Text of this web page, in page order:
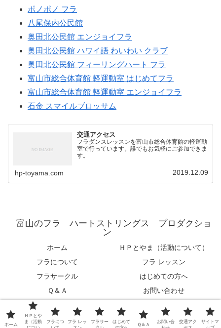
ポノポノ フラ
八尾保内公民館
奥田北公民館 エンジョイフラ
奥田北公民館 ハワイ語 わいわい クラブ
奥田北公民館 フィーリングハート フラ
富山市総合体育館 軽運動室 はじめてフラ
富山市総合体育館 軽運動室 エンジョイフラ
石金 スマイルブロッサム
交通アクセス
フラダンスレッスンを富山市総合体育館の軽運動
室で行っています。誰でもお気軽にご参加できま
す。
hp-toyama.com 2019.12.09
富山のフラ ハートストリングス プロダクショ
ン
ホーム
ＨＰとやま（活動について）
フラについて
フラ レッスン
フラサークル
はじめての方へ
Ｑ＆Ａ
お問い合わせ
交通アクセス
© 2019 富山のフラ ハートストリングス プロダクション.
ホーム
ＨＰとや
ま（活動
フラにつ
フラ レッ
フラサー
はじめて
Ｑ＆Ａ
お問い合
交通アク
サイトマ